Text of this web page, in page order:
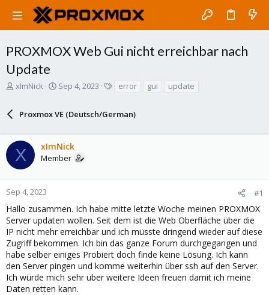
PROXMOX Web Gui nicht erreichbar nach
Update
T
d
s
t
a
r
t
e
r
xImNick
S
r
a
t
Sep 4, 2023
s
error gui update
Proxmox VE (Deutsch/German)
X xImNick
Member
Sep 4, 2023 #1
Hallo zusammen. Ich habe mitte letzte Woche meinen PROXMOX
Server updaten wollen. Seit dem ist die Web Oberfläche über die
IP nicht mehr erreichbar und ich müsste dringend wieder auf diese
Zugriff bekommen. Ich bin das ganze Forum durchgegangen und
habe selber einiges Probiert doch finde keine Lösung. Ich kann
den Server pingen und komme weiterhin über ssh auf den Server.
Ich würde mich sehr über weitere Ideen freuen damit ich meine
Daten retten kann.